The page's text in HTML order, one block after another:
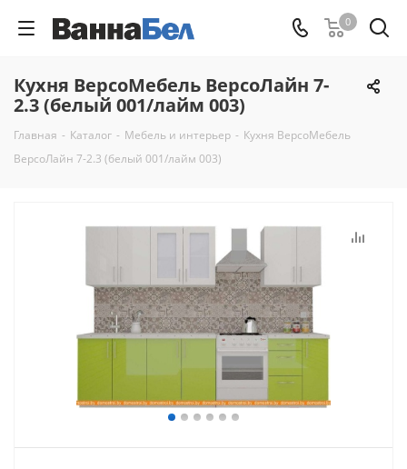
0
Кухня ВерсоМебель ВерсоЛайн 7-
2.3 (белый 001/лайм 003)
Главная - Каталог - Мебель и интерьер - Кухня ВерсоМебель
ВерсоЛайн 7-2.3 (белый 001/лайм 003)